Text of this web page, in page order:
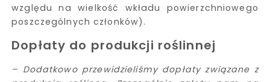
względu na wielkość wkładu powierzchniowego
poszczególnych członków).
Dopłaty do produkcji roślinnej
– Dodatkowo przewidzieliśmy dopłaty związane z